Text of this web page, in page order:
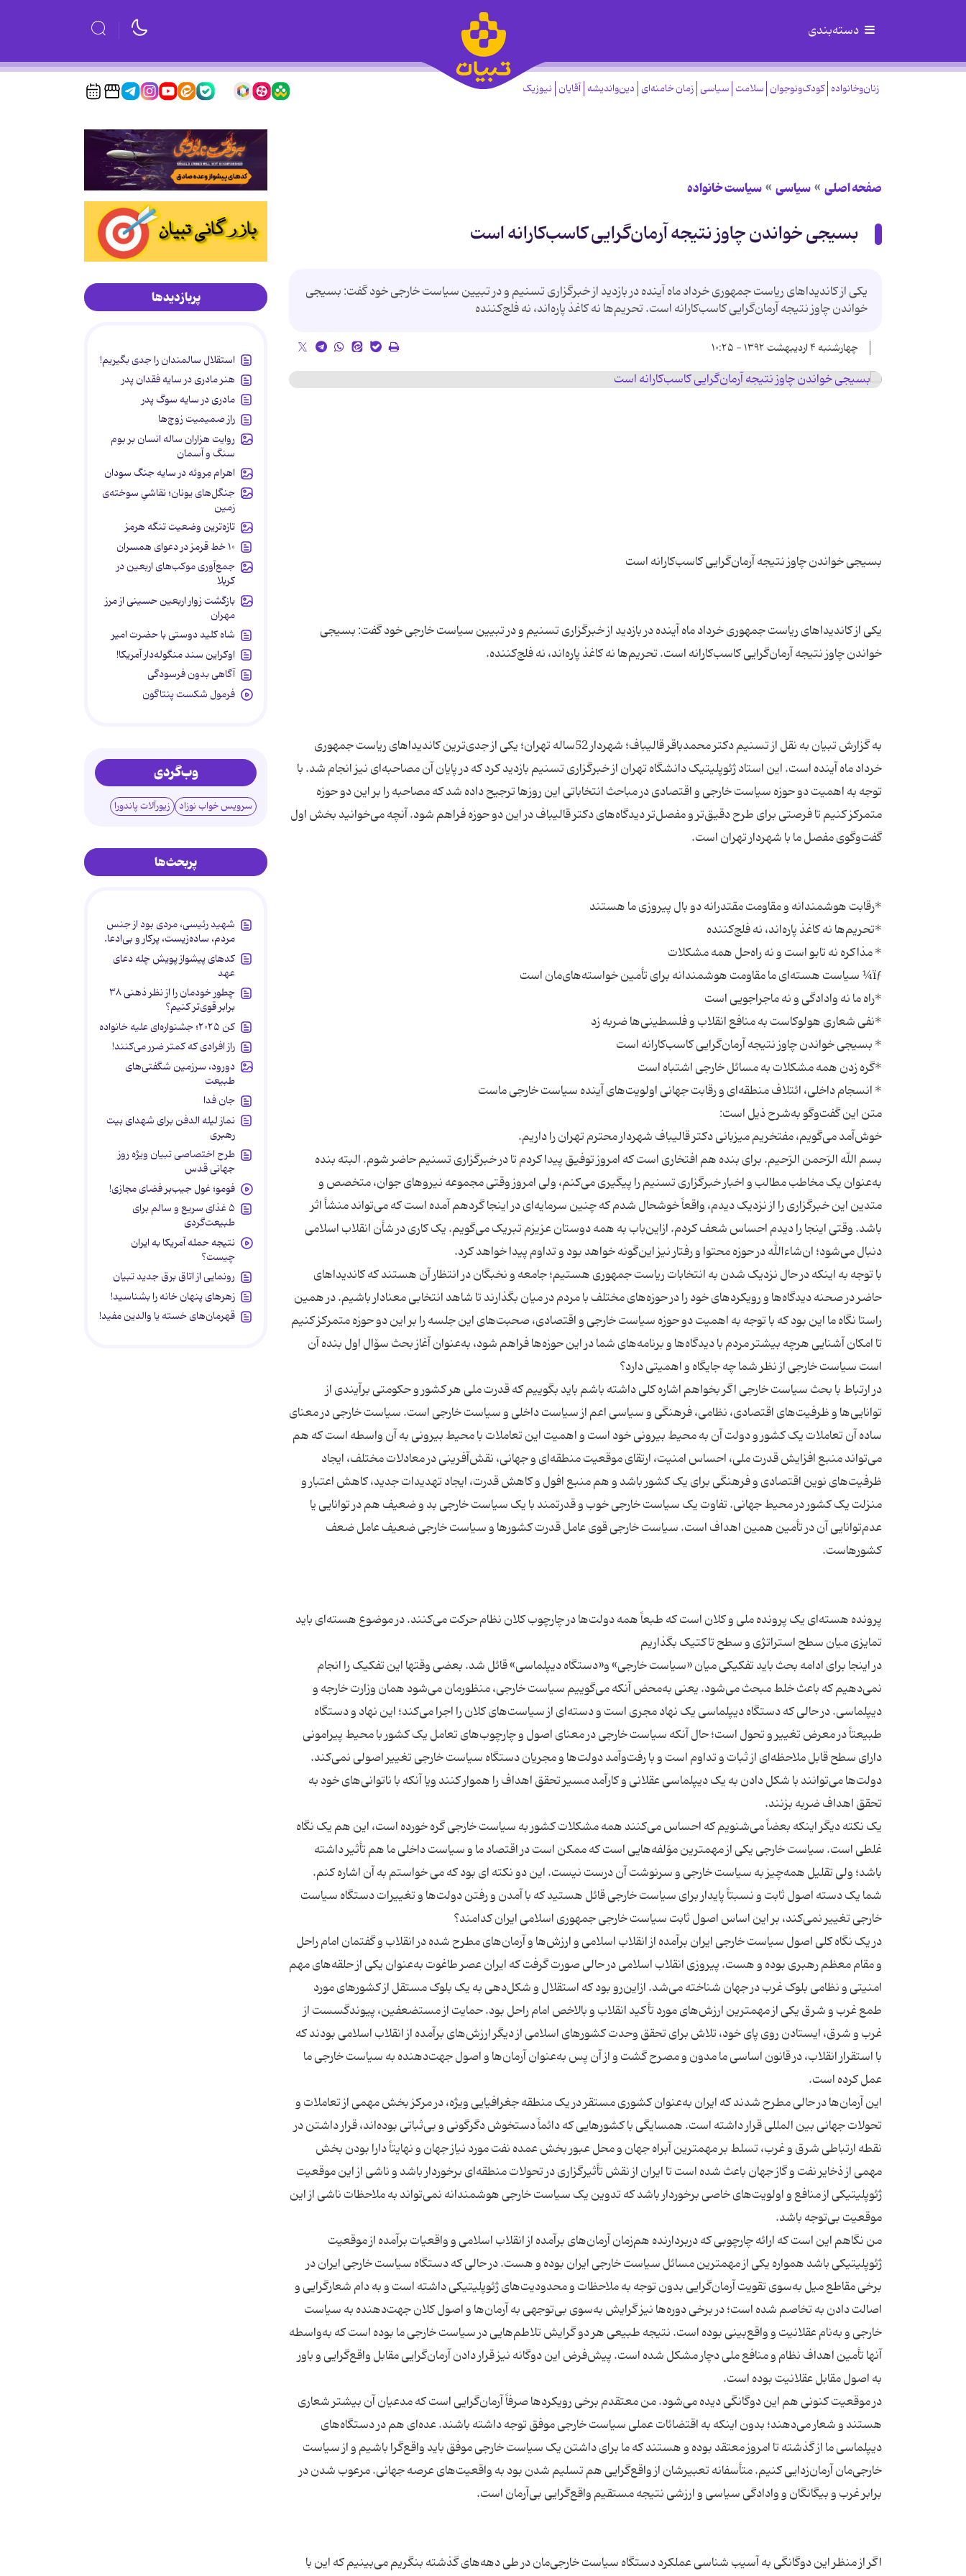
دسته‌بندی
زنان‌وخانواده کودک‌ونوجوان سلامت سیاسی زمان خامنه‌ای دین‌واندیشه آقایان نیوزیک
صفحه اصلی سیاسی سیاست خانواده
بسیجی خواندن چاوز نتیجه آرمان‌گرایی کاسب‌کارانه است
یکی از کاندیداهای ریاست جمهوری خرداد ماه آینده در بازدید از خبرگزاری تسنیم و در تبیین سیاست خارجی خود گفت: بسیجی
خواندن چاوز نتیجه آرمان‌گرایی کاسب‌کارانه است. تحریم‌ها نه کاغذ پاره‌اند‌، نه فلج‌کننده
چهارشنبه ۴ اردیبهشت ۱۳۹۲ - ۱۰:۲۵
پربازدیدها
استقلال سالمندان را جدی بگیریم!
هنر مادری در سایه‌ فقدان پدر
مادری در سایه سوگ پدر
راز صمیمیت زوج‌ها
روایت هزاران ساله انسان بر بوم
سنگ و آسمان
اهرام مِروئه در سایه جنگ سودان
جنگل‌های یونان؛ نقاشیِ سوخته‌ی
زمین
تازه‌ترین وضعیت تنگه هرمز
۱۰ خط قرمز در دعوای همسران
جمع‌آوری موکب‌های اربعین در
کربلا
بازگشت زوار اربعین حسینی از مرز
مهران
شاه کلید دوستی با حضرت امیر
اوکراین سند منگوله‌دار آمریکا!
آگاهی بدون فرسودگی
فرمول شکست پنتاگون
وب‌گردی
سرویس خواب نوزاد زیورآلات پاندورا
پربحث‌ها
شهید رئیسی، مردی بود از جنس
مردم، ساده‌زیست، پرکار و بی‌ادعا.
کدهای پیشواز پویش چله دعای
عهد
چطور خودمان را از نظر ذهنی ۳۸
برابر قوی‌تر کنیم؟
کن ۲۰۲۵؛ جشنواره‌ای علیه خانواده
راز افرادی که کمتر ضرر می‌کنند!
دورود، سرزمین شگفتی‌های
طبیعت
جان فدا
نماز لیله الدفن برای شهدای بیت
رهبری
طرح اختصاصی تبیان ویژه روز
جهانی قدس
فومو؛ غول جیب‌بر فضای مجازی!
۵ غذای سریع و سالم برای
طبیعت‌گردی
نتیجه حمله آمریکا به ایران
چیست؟
رونمایی از اتاق برق جدید تبیان
زهرهای پنهان خانه را بشناسید!
قهرمان‌های خسته یا والدین مفید!